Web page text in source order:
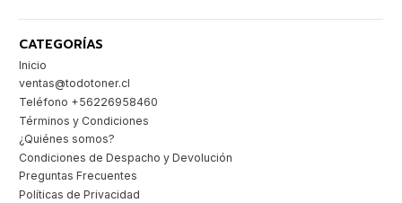
CATEGORÍAS
Inicio
ventas@todotoner.cl
Teléfono +56226958460
Términos y Condiciones
¿Quiénes somos?
Condiciones de Despacho y Devolución
Preguntas Frecuentes
Políticas de Privacidad